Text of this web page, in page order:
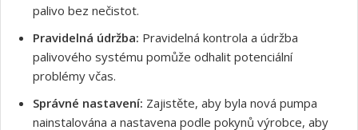
palivo bez nečistot.
Pravidelná údržba: Pravidelná kontrola a údržba
palivového systému pomůže odhalit potenciální
problémy včas.
Správné nastavení: Zajistěte, aby byla nová pumpa
nainstalována a nastavena podle pokynů výrobce, aby